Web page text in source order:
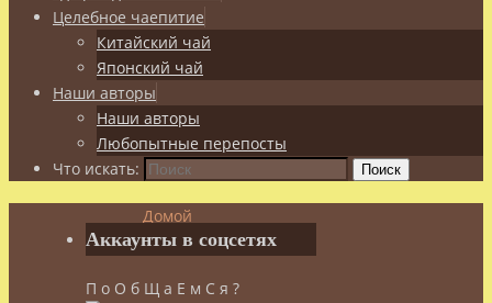
Целебное чаепитие
Китайский чай
Японский чай
Наши авторы
Наши авторы
Любопытные перепосты
Что искать:
Поиск
Домой
Дети
и
Аккаунты в соцсетях
П о О б Щ а Е м С я ?